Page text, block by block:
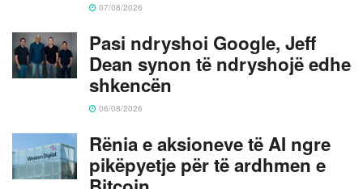
07/08/2026
Pasi ndryshoi Google, Jeff
Dean synon të ndryshojë edhe
shkencën
06/08/2026
Rënia e aksioneve të AI ngre
pikëpyetje për të ardhmen e